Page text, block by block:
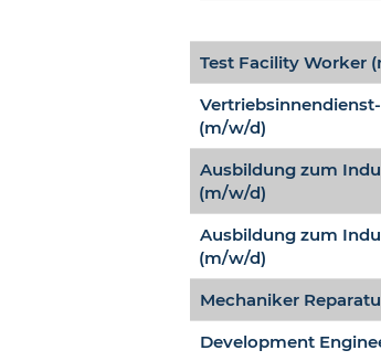
Test Facility Worker
(m/w/d)
Ausbildung zum
(m/w/d)
Ausbildung zum
(m/w/d)
Mechaniker
Development